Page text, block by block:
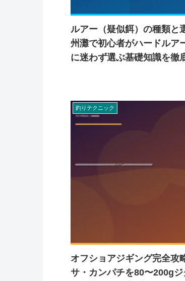
ルアー（疑似餌）の種類と
州灘で初心者がハードルア
に迷わず選ぶ基礎知識を徹
釣りテクニック
オフショアジギング完全攻
サ・カンパチを80〜200g